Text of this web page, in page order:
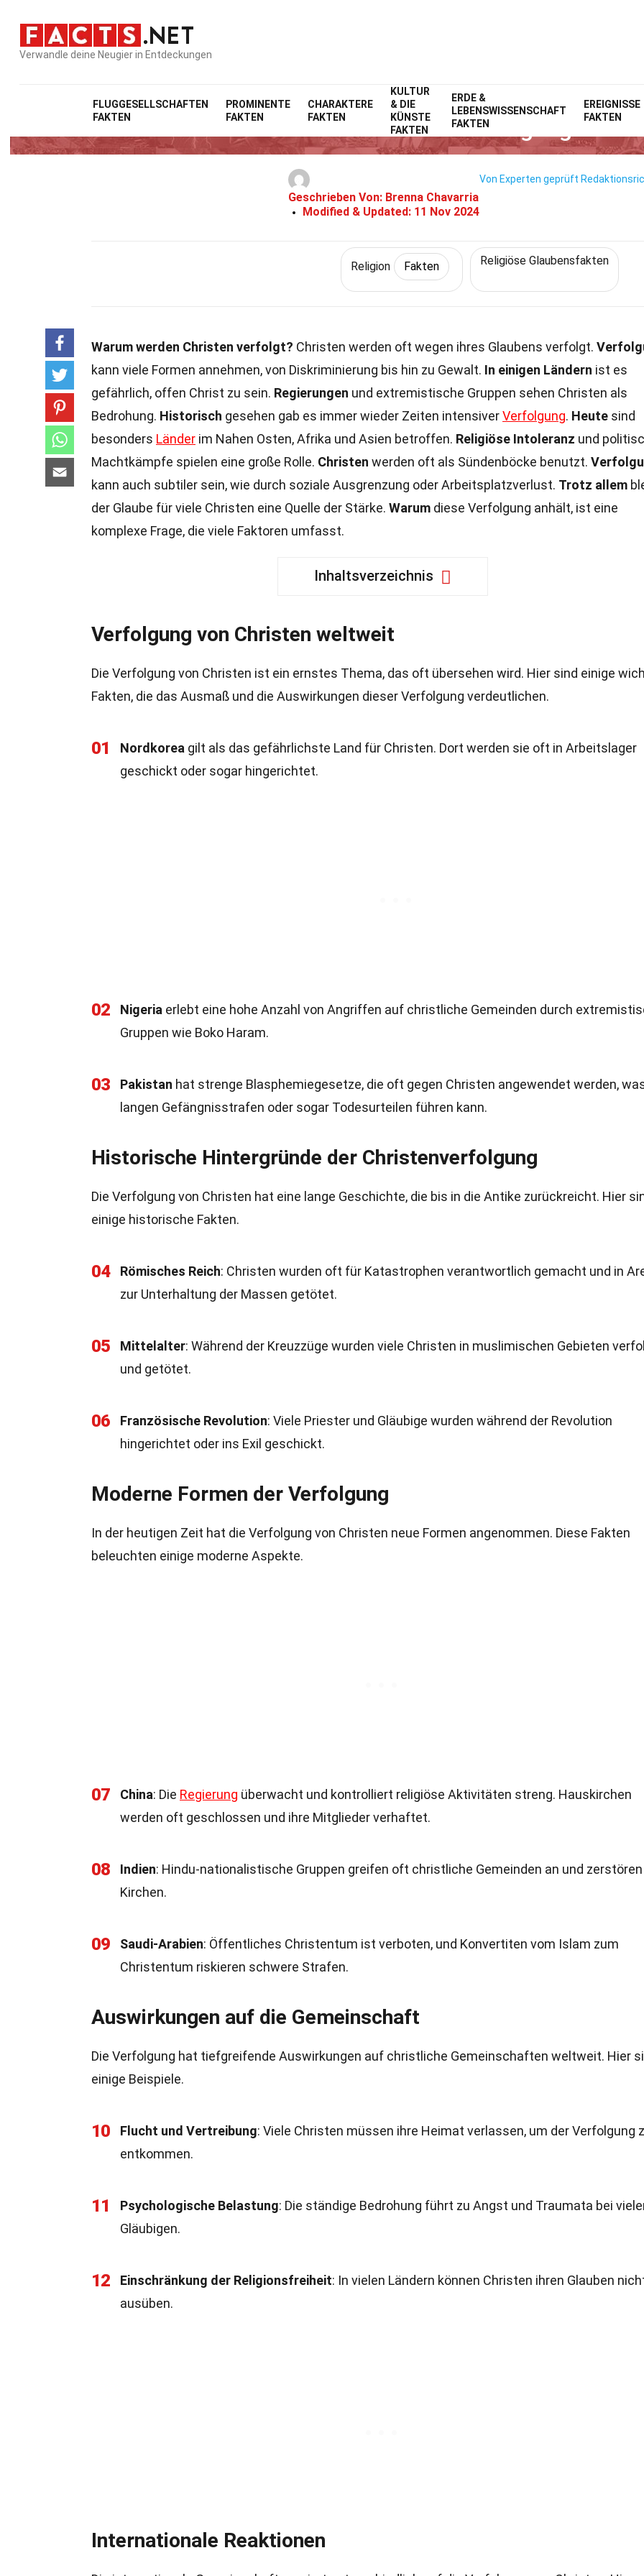
Verwandle deine Neugier in Entdeckungen
FLUGGESELLSCHAFTEN
FAKTEN
PROMINENTE
FAKTEN
CHARAKTERE
FAKTEN
KULTUR
& DIE
KÜNSTE
FAKTEN
ERDE &
LEBENSWISSENSCHAFT
FAKTEN
EREIGNISSE
FAKTEN
Home Geschichte Fakten Fakten
18 Fakten Über Die Verfolgung Von
Geschrieben Von: Brenna Chavarria
Modified & Updated: 11 Nov 2024
Von Experten geprüft
Religion Fakten Religiöse Glaubensfakten
Warum werden Christen verfolgt? Christen werden oft wegen ihres Glaubens verfolgt.
kann viele Formen annehmen, von Diskriminierung bis hin zu Gewalt. In einigen Ländern ist es
gefährlich, offen Christ zu sein. Regierungen und extremistische Gruppen sehen Christen als
Bedrohung. Historisch gesehen gab es immer wieder Zeiten intensiverVerfolgung. Heute sind
besonders Länder im Nahen Osten, Afrika und Asien betroffen. Religiöse Intoleranz und
Machtkämpfe spielen eine große Rolle. Christen werden oft als Sündenböcke benutzt.
kann auch subtiler sein, wie durch soziale Ausgrenzung oder Arbeitsplatzverlust. Trotz allem
der Glaube für viele Christen eine Quelle der Stärke. Warum diese Verfolgung anhält, ist eine
komplexe Frage, die viele Faktoren umfasst.
Inhaltsverzeichnis
Verfolgung von Christen weltweit
Die Verfolgung von Christen ist ein ernstes Thema, das oft übersehen wird. Hier sind einige
Fakten, die das Ausmaß und die Auswirkungen dieser Verfolgung verdeutlichen.
01 Nordkorea gilt als das gefährlichste Land für Christen. Dort werden sie oft in Arbeitslager
geschickt oder sogar hingerichtet.
02 Nigeria erlebt eine hohe Anzahl von Angriffen auf christliche Gemeinden durch
Gruppen wie Boko Haram.
03 Pakistan hat strenge Blasphemiegesetze, die oft gegen Christen angewendet werden,
langen Gefängnisstrafen oder sogar Todesurteilen führen kann.
Historische Hintergründe der Christenverfolgung
Die Verfolgung von Christen hat eine lange Geschichte, die bis in die Antike zurückreicht. Hier
einige historische Fakten.
04 Römisches Reich: Christen wurden oft für Katastrophen verantwortlich gemacht und in
zur Unterhaltung der Massen getötet.
05 Mittelalter: Während der Kreuzzüge wurden viele Christen in muslimischen Gebieten
und getötet.
06 Französische Revolution: Viele Priester und Gläubige wurden während der Revolution
hingerichtet oder ins Exil geschickt.
Moderne Formen der Verfolgung
In der heutigen Zeit hat die Verfolgung von Christen neue Formen angenommen. Diese Fakten
beleuchten einige moderne Aspekte.
07 China: Die Regierung überwacht und kontrolliert religiöse Aktivitäten streng. Hauskirchen
werden oft geschlossen und ihre Mitglieder verhaftet.
08 Indien: Hindu-nationalistische Gruppen greifen oft christliche Gemeinden an und zerstören
Kirchen.
09 Saudi-Arabien: Öffentliches Christentum ist verboten, und Konvertiten vom Islam zum
Christentum riskieren schwere Strafen.
Auswirkungen auf die Gemeinschaft
Die Verfolgung hat tiefgreifende Auswirkungen auf christliche Gemeinschaften weltweit. Hier
einige Beispiele.
10 Flucht und Vertreibung: Viele Christen müssen ihre Heimat verlassen, um der Verfolgung
entkommen.
11 Psychologische Belastung: Die ständige Bedrohung führt zu Angst und Traumata bei
Gläubigen.
12 Einschränkung der Religionsfreiheit: In vielen Ländern können Christen ihren Glauben
ausüben.
Internationale Reaktionen